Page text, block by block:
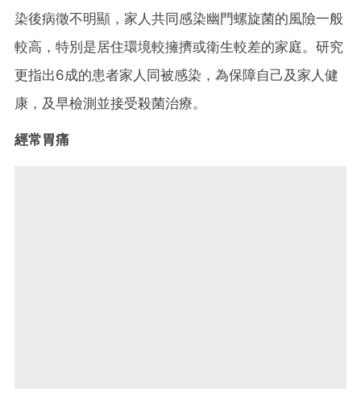
染後病徵不明顯，家人共同感染幽門螺旋菌的風險一般
較高，特別是居住環境較擁擠或衛生較差的家庭。研究
更指出6成的患者家人同被感染，為保障自己及家人健
康，及早檢測並接受殺菌治療。
經常胃痛